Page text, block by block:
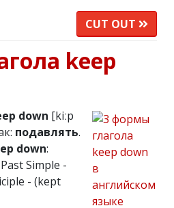
CUT OUT
keep
down [kiːp
подавлять.
down:
Simple -
- (kept